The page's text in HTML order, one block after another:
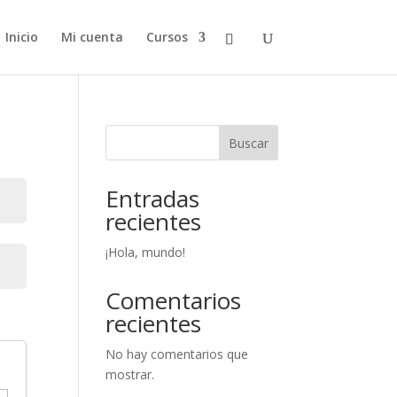
Inicio Mi cuenta Cursos
Buscar
Entradas
recientes
¡Hola, mundo!
Comentarios
recientes
No hay comentarios que
mostrar.